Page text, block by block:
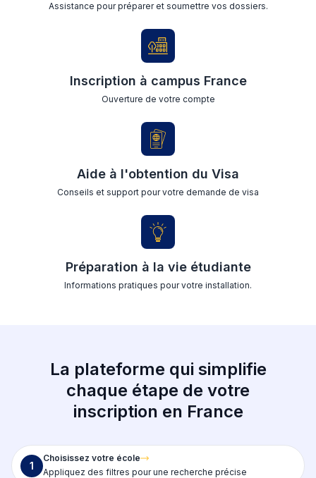
Assistance pour préparer et soumettre vos dossiers.
Inscription à campus France
Ouverture de votre compte
Aide à l'obtention du Visa
Conseils et support pour votre demande de visa
Préparation à la vie étudiante
Informations pratiques pour votre installation.
La plateforme qui simplifie
chaque étape de votre
inscription en France
1
Choisissez votre école
Appliquez des filtres pour une recherche précise